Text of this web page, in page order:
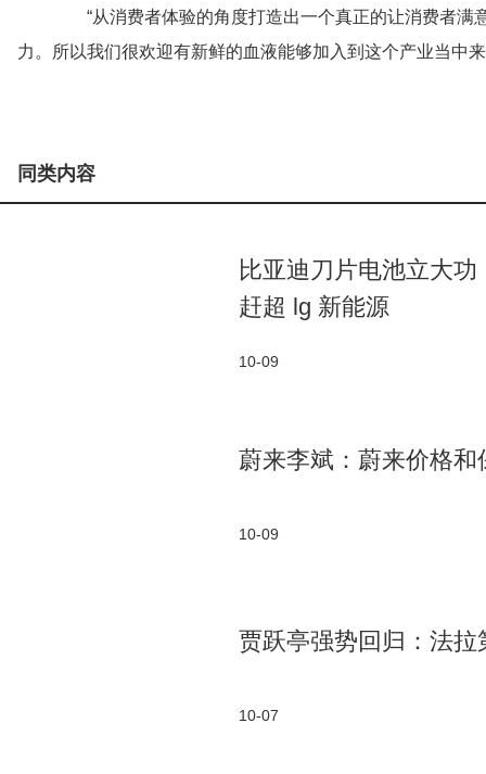
“从消费者体验的角度打造出一个真正的让消费者满
力。所以我们很欢迎有新鲜的血液能够加入到这个产业当中
同类内容
比亚迪刀片电池立大
赶超 lg 新能源
10-09
蔚来李斌：蔚来价格
10-09
贾跃亭强势回归：法
10-07